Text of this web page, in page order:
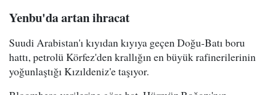
Yenbu'da artan ihracat
Suudi Arabistan'ı kıyıdan kıyıya geçen Doğu-Batı boru
hattı, petrolü Körfez'den krallığın en büyük rafinerilerinin
yoğunlaştığı Kızıldeniz'e taşıyor.